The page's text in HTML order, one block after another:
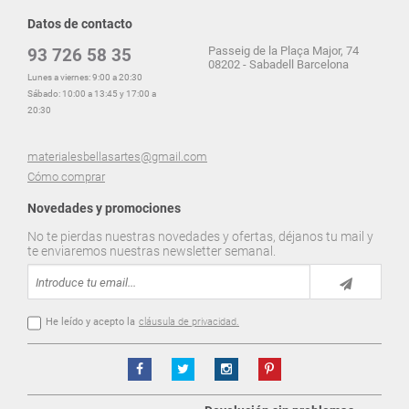
Datos de contacto
93 726 58 35
Lunes a viernes: 9:00 a 20:30
Sábado: 10:00 a 13:45 y 17:00 a
20:30
materialesbellasartes@gmail.com
Cómo comprar
Passeig de la Plaça Major, 74
08202 - Sabadell Barcelona
Novedades y promociones
No te pierdas nuestras novedades y ofertas, déjanos tu mail y
te enviaremos nuestras newsletter semanal.
He leído y acepto la cláusula de privacidad.